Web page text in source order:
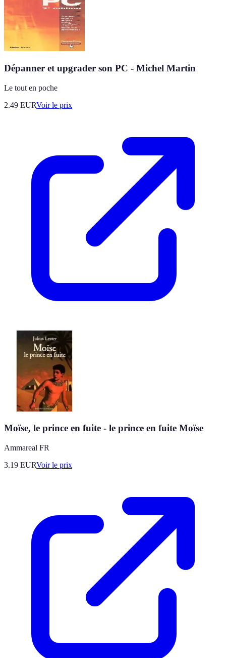
Dépanner et upgrader son PC - Michel Martin
Le tout en poche
2.49 EURVoir le prix
Moïse, le prince en fuite - le prince en fuite Moïse
Ammareal FR
3.19 EURVoir le prix